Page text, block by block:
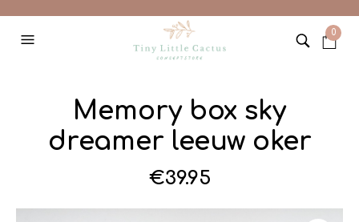
0
Memory box sky
dreamer leeuw oker
€39.95